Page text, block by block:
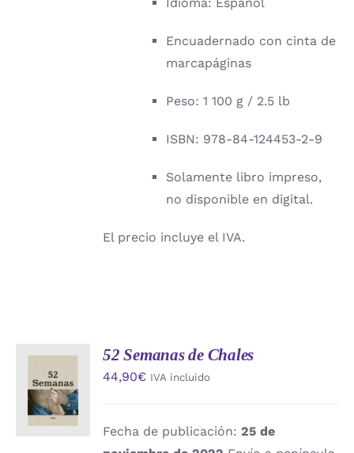
Encuadernado con cinta de
marcapáginas
Peso: 1 100 g / 2.5 lb
ISBN: 978-84-124453-2-9
Solamente libro impreso,
no disponible en digital.
El precio incluye el IVA.
AL
CARRITO
/
DETALLES
52 Semanas de Chales
44,90€ IVA incluido
Fecha de publicación:25 de